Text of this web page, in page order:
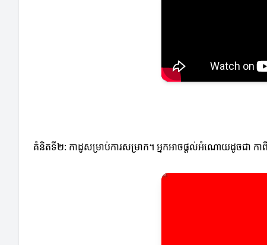
គំនិតទី២: កាដូសម្រាប់ការសម្រាក។ អ្នកអាចផ្ដល់អំណោយដូចជា កាពី